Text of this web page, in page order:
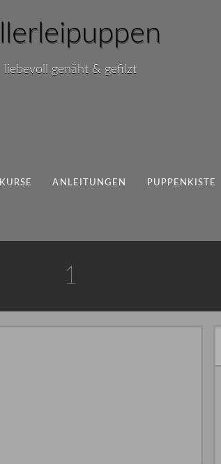
liebevoll genäht & gefilzt
KURSE ANLEITUNGEN PUPPENKISTE
1